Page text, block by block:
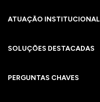
ATUAÇÃO INSTITUCIONAL
SOLUÇÕES DESTACADAS
PERGUNTAS CHAVES​